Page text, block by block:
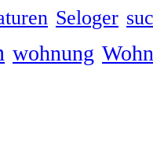
Seloger
wohnung